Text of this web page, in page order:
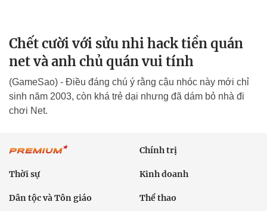
Chết cười với sửu nhi hack tiền quán
net và anh chủ quán vui tính
(GameSao) - Điều đáng chú ý rằng cậu nhóc này mới chỉ
sinh năm 2003, còn khá trẻ dại nhưng đã dám bỏ nhà đi
chơi Net.
Chính trị
Thời sự Kinh doanh
Dân tộc và Tôn giáo Thể thao